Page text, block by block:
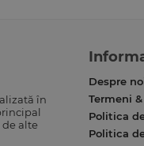
în
alte
Despre
Termeni
Politica
Politica